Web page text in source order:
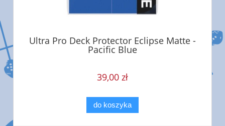
Ultra Pro Deck Protector Eclipse Matte -
Pacific Blue
39,00 zł
do koszyka